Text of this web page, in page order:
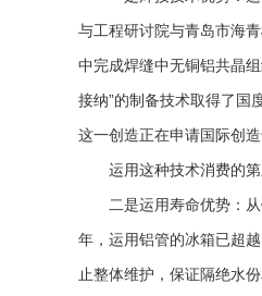
与工程研讨院与青岛市海
中完成焊缝中无铜铝共晶
接纳”的制备技术取得了国
这一创造正在申请国际创造
运用这种技术消费的第
二是运用寿命优势：从
年，运用铝管的冰箱已超
止整体维护，保证隔绝水